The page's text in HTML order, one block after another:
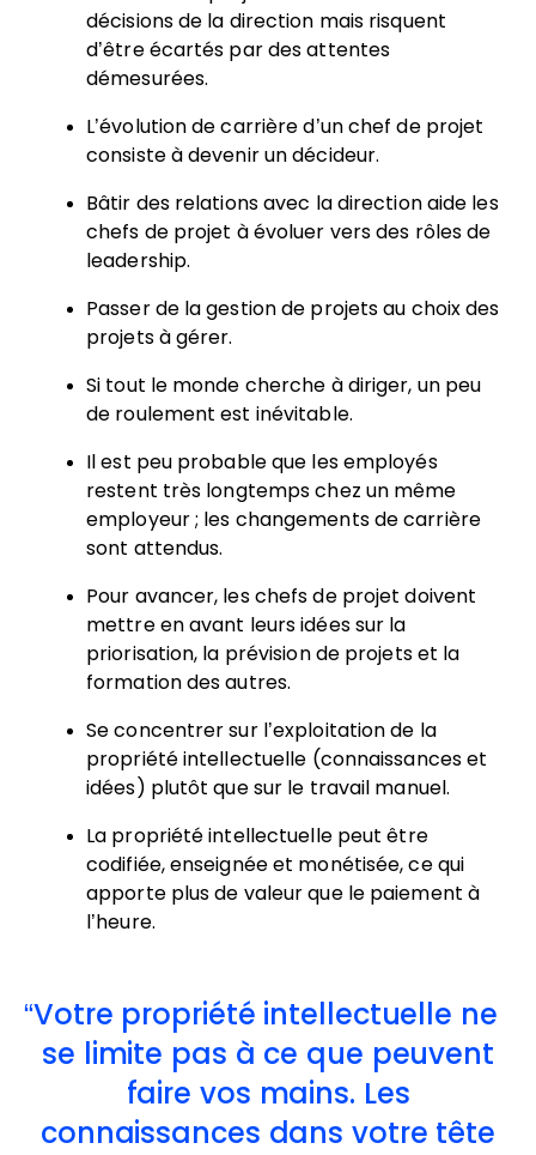
décisions de la direction mais risquent
d’être écartés par des attentes
démesurées.
L’évolution de carrière d’un chef de projet
consiste à devenir un décideur.
Bâtir des relations avec la direction aide les
chefs de projet à évoluer vers des rôles de
leadership.
Passer de la gestion de projets au choix des
projets à gérer.
Si tout le monde cherche à diriger, un peu
de roulement est inévitable.
Il est peu probable que les employés
restent très longtemps chez un même
employeur ; les changements de carrière
sont attendus.
Pour avancer, les chefs de projet doivent
mettre en avant leurs idées sur la
priorisation, la prévision de projets et la
formation des autres.
Se concentrer sur l’exploitation de la
propriété intellectuelle (connaissances et
idées) plutôt que sur le travail manuel.
La propriété intellectuelle peut être
codifiée, enseignée et monétisée, ce qui
apporte plus de valeur que le paiement à
l’heure.
Votre propriété intellectuelle ne
se limite pas à ce que peuvent
faire vos mains. Les
connaissances dans votre tête